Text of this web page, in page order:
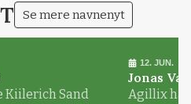
Se mere navnenyt
Kiilerich Sand
12. JUN.
Jonas
Agillix har